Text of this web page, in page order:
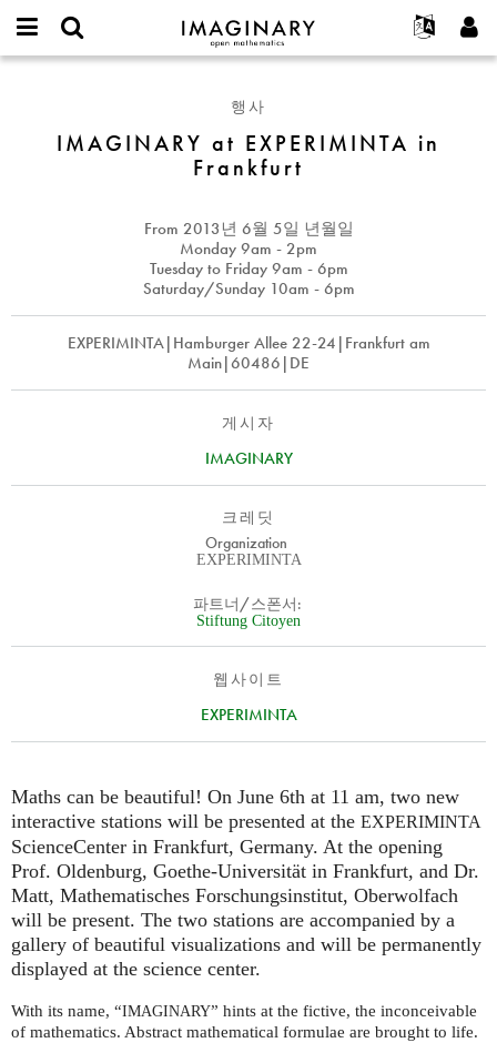
IMAGINARY
open
Français
Deutsch
한국어
Türkçe
Programs
Galleries
Hands-On
Texts
Exhibitions
나머지 보기...
프로젝트
참가하기
연락처
username
가입하기
새로운 비밀번호 요청하기
EXPERIMINTA
행사
IMAGINARY at EXPERIMINTA in
Frankfurt
From 2013년 6월 5일 년월일
Monday 9am - 2pm
Tuesday to Friday 9am - 6pm
Saturday/Sunday 10am - 6pm
EXPERIMINTA|Hamburger Allee 22-24|Frankfurt am
Main|60486|DE
게시자
IMAGINARY
크레딧
Organization
EXPERIMINTA
파트너/스폰서:
Stiftung Citoyen
웹사이트
EXPERIMINTA
Maths can be beautiful! On June 6th at 11 am, two new
interactive stations will be presented at the EXPERIMINTA
ScienceCenter in Frankfurt, Germany. At the opening
Prof. Oldenburg, Goethe-Universität in Frankfurt, and Dr.
Matt, Mathematisches Forschungsinstitut, Oberwolfach
will be present. The two stations are accompanied by a
gallery of beautiful visualizations and will be permanently
displayed at the science center.
With its name, “IMAGINARY” hints at the fictive, the inconceivable
of mathematics. Abstract mathematical formulae are brought to life.